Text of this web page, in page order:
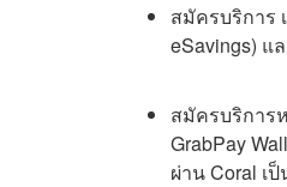
สมัครบริการ
eSavings) แ
สมัครบริการ
GrabPay
ผ่าน Coral เ